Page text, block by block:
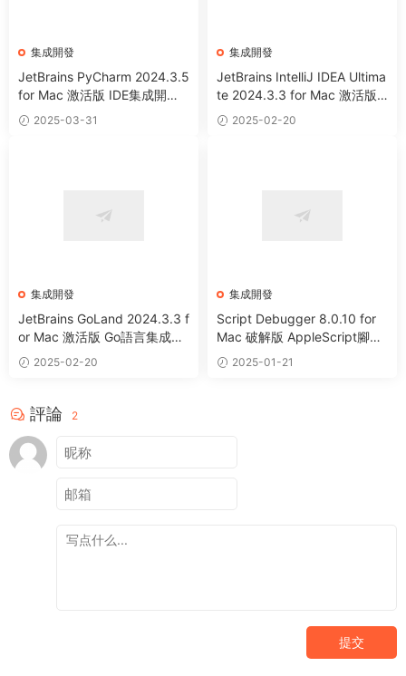
集成開發
JetBrains PyCharm 2024.3.5
for Mac 激活版 IDE集成開發
環境工具 (Intel+Apple Silico
n)
2025-03-31
集成開發
JetBrains IntelliJ IDEA Ultima
te 2024.3.3 for Mac 激活版 J
ava語言集成開發環境 (Intel+
Apple Silicon)
2025-02-20
集成開發
JetBrains GoLand 2024.3.3 f
or Mac 激活版 Go語言集成開
發環境 (Intel+Apple Silicon)
2025-02-20
集成開發
Script Debugger 8.0.10 for
Mac 破解版 AppleScript腳本
調試工具
2025-01-21
評論 2
提交